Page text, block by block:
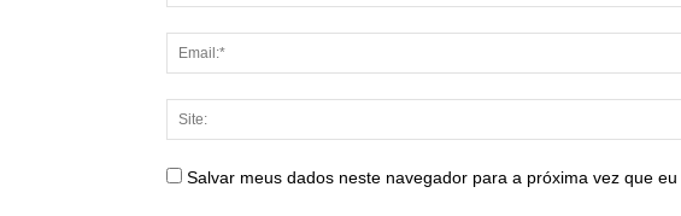
Salvar meus dados neste navegador para a próxima vez que eu